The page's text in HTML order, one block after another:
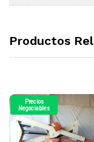
Productos
Precios
Negociables